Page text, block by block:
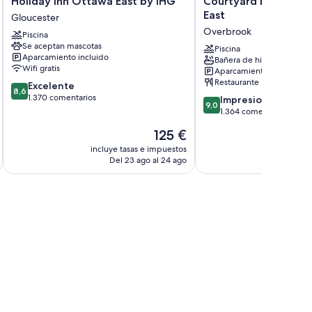
Inn
Ottawa
East
by
IHG
Gloucester
Gloucester
Piscina
Se aceptan mascotas
Aparcamiento incluido
Wifi gratis
8.6
sobre
8,6 Excelente
1.370 comentarios
El
precio
actual
125 €
incluye tasas e impuestos
Del 23 ago al 24 ago
by
Ottawa
East
Overbrook
East
Overbrook
Piscina
Bañera de hidromasaje
Aparcamiento incluido
Restaurante
9.0
sobre
9,0 Impresionante
1.364 comentarios